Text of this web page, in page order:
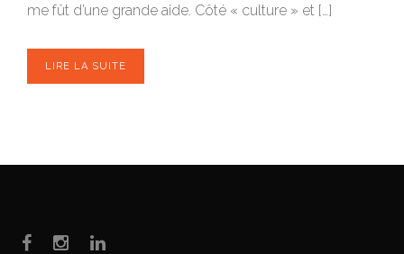
me fût d’une grande aide. Côté « culture » et […]
LIRE LA SUITE